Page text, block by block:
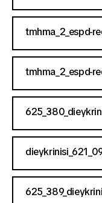
tmhma_2_espd-
tmhma_2_espd-